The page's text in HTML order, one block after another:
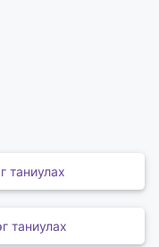
таниулах
таниулах